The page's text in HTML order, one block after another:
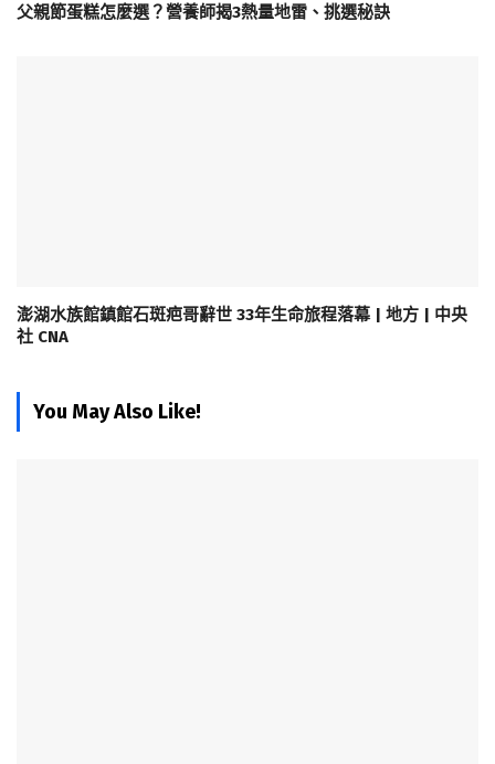
父親節蛋糕怎麼選？營養師揭3熱量地雷、挑選秘訣
澎湖水族館鎮館石斑疤哥辭世 33年生命旅程落幕 | 地方 | 中央
社 CNA
You May Also Like!